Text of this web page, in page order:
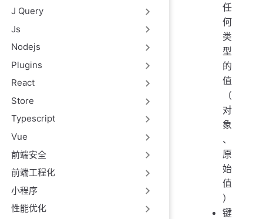
J Query
Js
Nodejs
Plugins
React
Store
Typescript
Vue
前端安全
前端工程化
小程序
性能优化
任
何
类
型
的
值
（
对
象
、
原
始
值
）
键